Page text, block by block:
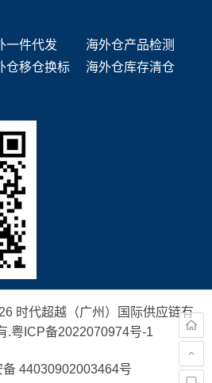
一件代发
海外仓产品检测
仓移仓换标 海外仓库存清仓
时代超越（广州）国际供应链有
.粤ICP备2022070974号-1
备 44030902003464号